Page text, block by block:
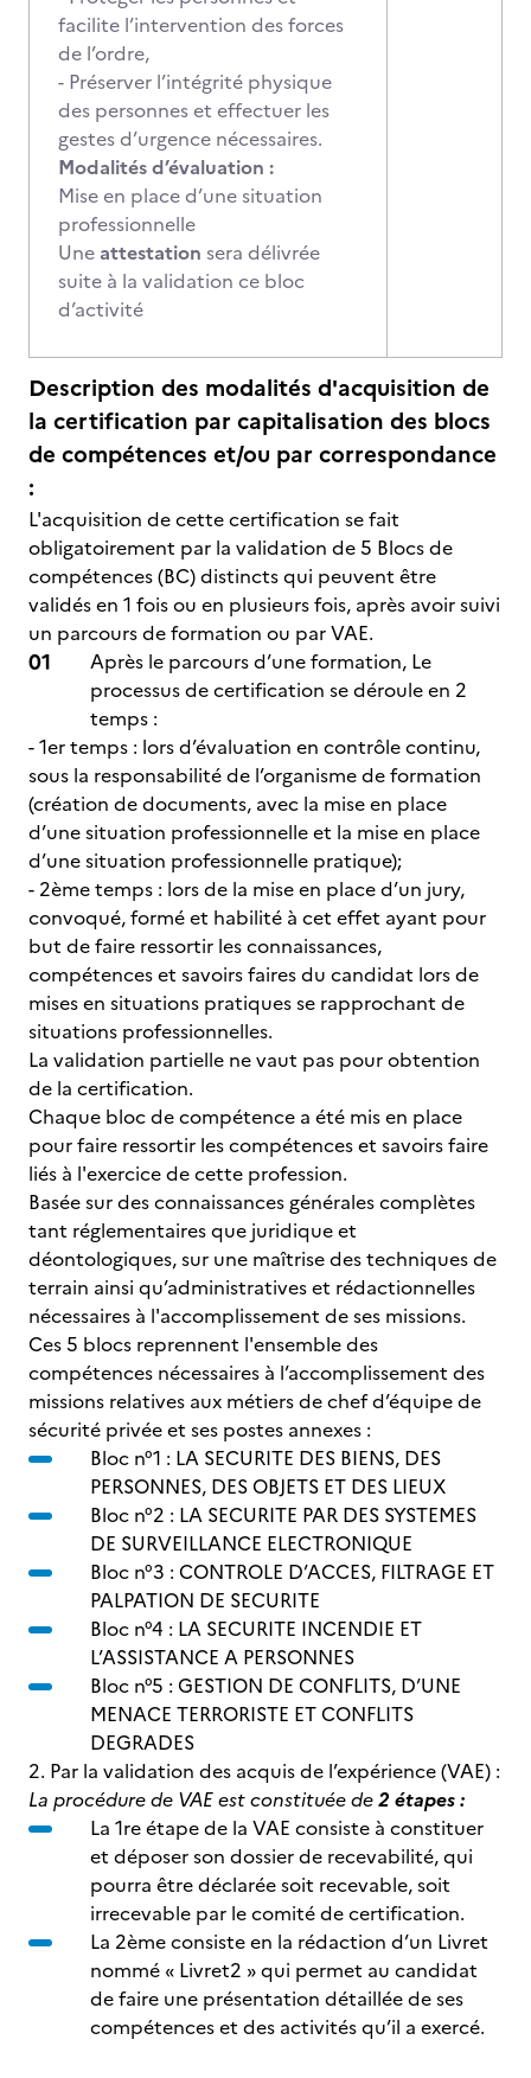
facilite l’intervention des forces
de l’ordre,
- Préserver l’intégrité physique
des personnes et effectuer les
gestes d’urgence nécessaires.
Modalités d’évaluation :
Mise en place d’une situation
professionnelle
Une attestation sera délivrée
suite à la validation ce bloc
d’activité
Description des modalités d'acquisition de
la certification par capitalisation des blocs
de compétences et/ou par correspondance
:
L'acquisition de cette certification se fait
obligatoirement par la validation de 5 Blocs de
compétences (BC) distincts qui peuvent être
validés en 1 fois ou en plusieurs fois, après avoir suivi
un parcours de formation ou par VAE.
Après le parcours d’une formation, Le
processus de certification se déroule en 2
temps :
- 1er temps : lors d’évaluation en contrôle continu,
sous la responsabilité de l’organisme de formation
(création de documents, avec la mise en place
d’une situation professionnelle et la mise en place
d’une situation professionnelle pratique);
- 2ème temps : lors de la mise en place d’un jury,
convoqué, formé et habilité à cet effet ayant pour
but de faire ressortir les connaissances,
compétences et savoirs faires du candidat lors de
mises en situations pratiques se rapprochant de
situations professionnelles.
La validation partielle ne vaut pas pour obtention
de la certification.
Chaque bloc de compétence a été mis en place
pour faire ressortir les compétences et savoirs faire
liés à l'exercice de cette profession.
Basée sur des connaissances générales complètes
tant réglementaires que juridique et
déontologiques, sur une maîtrise des techniques de
terrain ainsi qu’administratives et rédactionnelles
nécessaires à l'accomplissement de ses missions.
Ces 5 blocs reprennent l'ensemble des
compétences nécessaires à l’accomplissement des
missions relatives aux métiers de chef d’équipe de
sécurité privée et ses postes annexes :
Bloc n°1 : LA SECURITE DES BIENS, DES
PERSONNES, DES OBJETS ET DES LIEUX
Bloc n°2 : LA SECURITE PAR DES SYSTEMES
DE SURVEILLANCE ELECTRONIQUE
Bloc n°3 : CONTROLE D’ACCES, FILTRAGE ET
PALPATION DE SECURITE
Bloc n°4 : LA SECURITE INCENDIE ET
L’ASSISTANCE A PERSONNES
Bloc n°5 : GESTION DE CONFLITS, D’UNE
MENACE TERRORISTE ET CONFLITS
DEGRADES
2. Par la validation des acquis de l’expérience (VAE) :
La procédure de VAE est constituée de2 étapes :
La 1re étape de la VAE consiste à constituer
et déposer son dossier de recevabilité, qui
pourra être déclarée soit recevable, soit
irrecevable par le comité de certification.
La 2ème consiste en la rédaction d’un Livret
nommé « Livret2 » qui permet au candidat
de faire une présentation détaillée de ses
compétences et des activités qu’il a exercé.